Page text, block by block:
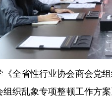
《全省性行业协会商会党
织乱象专项整顿工作方